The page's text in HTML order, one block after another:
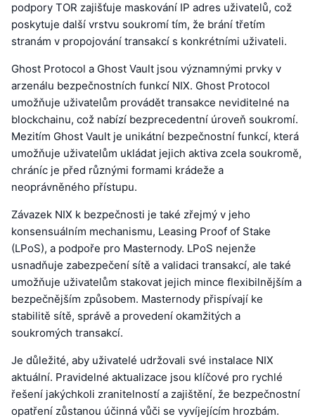
podpory TOR zajišťuje maskování IP adres uživatelů, což
poskytuje další vrstvu soukromí tím, že brání třetím
stranám v propojování transakcí s konkrétními uživateli.
Ghost Protocol a Ghost Vault jsou významnými prvky v
arzenálu bezpečnostních funkcí NIX. Ghost Protocol
umožňuje uživatelům provádět transakce neviditelné na
blockchainu, což nabízí bezprecedentní úroveň soukromí.
Mezitím Ghost Vault je unikátní bezpečnostní funkcí, která
umožňuje uživatelům ukládat jejich aktiva zcela soukromě,
chráníc je před různými formami krádeže a
neoprávněného přístupu.
Závazek NIX k bezpečnosti je také zřejmý v jeho
konsensuálním mechanismu, Leasing Proof of Stake
(LPoS), a podpoře pro Masternody. LPoS nejenže
usnadňuje zabezpečení sítě a validaci transakcí, ale také
umožňuje uživatelům stakovat jejich mince flexibilnějším a
bezpečnějším způsobem. Masternody přispívají ke
stabilitě sítě, správě a provedení okamžitých a
soukromých transakcí.
Je důležité, aby uživatelé udržovali své instalace NIX
aktuální. Pravidelné aktualizace jsou klíčové pro rychlé
řešení jakýchkoli zranitelností a zajištění, že bezpečnostní
opatření zůstanou účinná vůči se vyvíjejícím hrozbám.